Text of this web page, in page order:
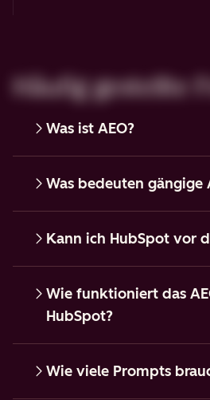
Häufig gestellte
Was ist AEO?
Was bedeuten gängige
Kann ich HubSpot vor
Wie funktioniert das
HubSpot?
Wie viele Prompts